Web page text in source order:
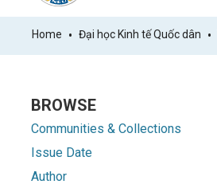
Home Đại học Kinh tế Quốc dân
BROWSE
Communities & Collections
Issue Date
Author